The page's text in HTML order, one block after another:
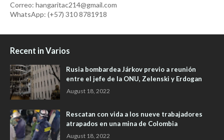
Correo: hangaritac214@gmail.com
WhatsApp: (+57) 310 8781918
Recent in Varios
Rusia bombardea Járkov previo a reunión
entre el jefe de la ONU, Zelenski y Erdogan
August 18, 2022
Rescatan con vida a los nueve trabajadores
atrapados en una mina de Colombia
August 18, 2022